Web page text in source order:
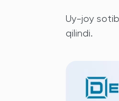
Uy-joy
qilindi.